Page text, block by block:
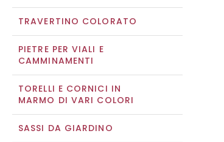
TRAVERTINO COLORATO
PIETRE PER VIALI E
CAMMINAMENTI
TORELLI E CORNICI IN
MARMO DI VARI COLORI
SASSI DA GIARDINO